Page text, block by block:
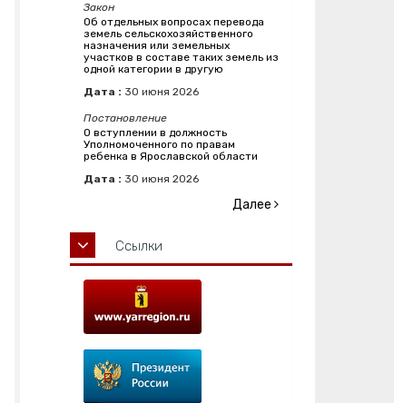
Закон
Об отдельных вопросах перевода
земель сельскохозяйственного
назначения или земельных
участков в составе таких земель из
одной категории в другую
Дата : 30 июня 2026
Постановление
О вступлении в должность
Уполномоченного по правам
ребенка в Ярославской области
Дата : 30 июня 2026
Далее
Ссылки